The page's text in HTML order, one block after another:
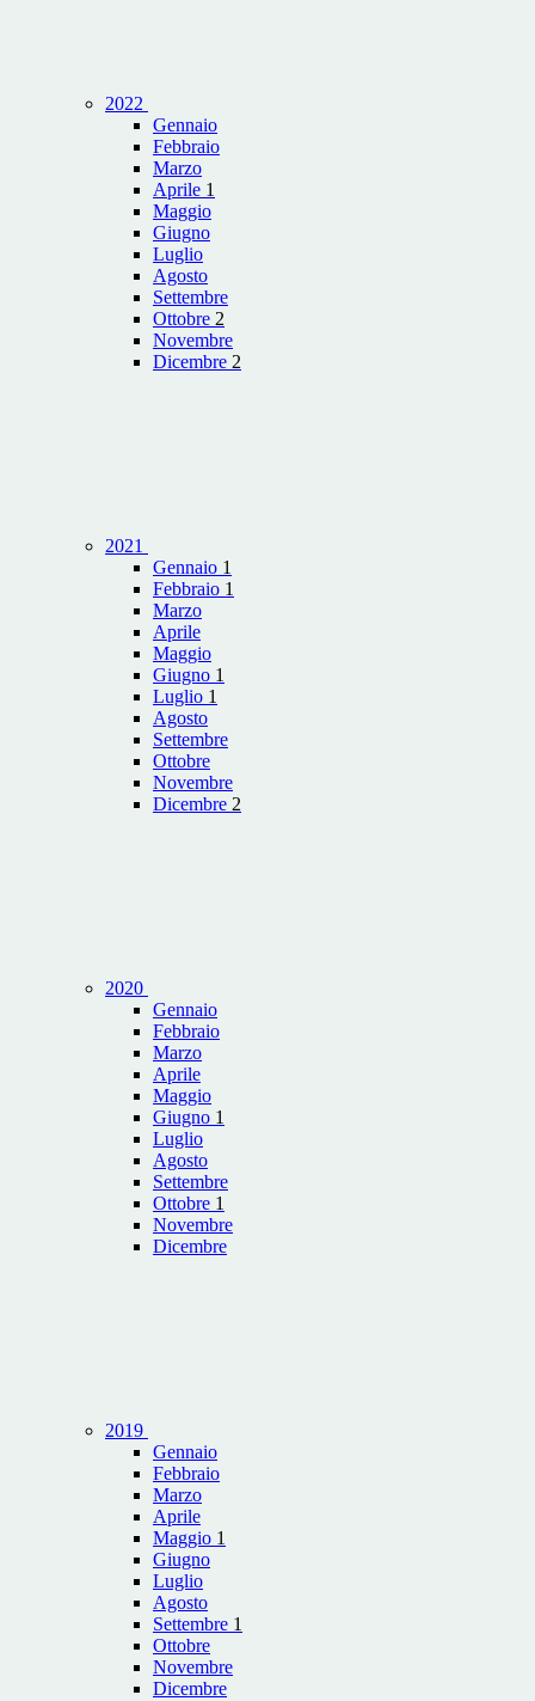
2022
Gennaio
Febbraio
Marzo
Aprile 1
Maggio
Giugno
Luglio
Agosto
Settembre
Ottobre 2
Novembre
Dicembre 2
2021
Gennaio 1
Febbraio 1
Marzo
Aprile
Maggio
Giugno 1
Luglio 1
Agosto
Settembre
Ottobre
Novembre
Dicembre 2
2020
Gennaio
Febbraio
Marzo
Aprile
Maggio
Giugno 1
Luglio
Agosto
Settembre
Ottobre 1
Novembre
Dicembre
2019
Gennaio
Febbraio
Marzo
Aprile
Maggio 1
Giugno
Luglio
Agosto
Settembre 1
Ottobre
Novembre
Dicembre